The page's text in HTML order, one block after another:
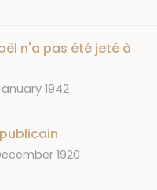
n'a pas été jeté à
1942
1920